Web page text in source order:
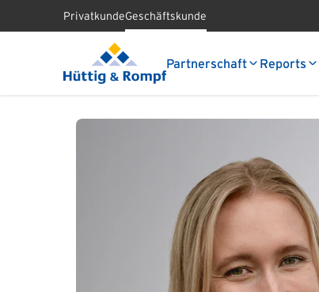
PrivatkundeGeschäftskunde
Partnerschaft Reports